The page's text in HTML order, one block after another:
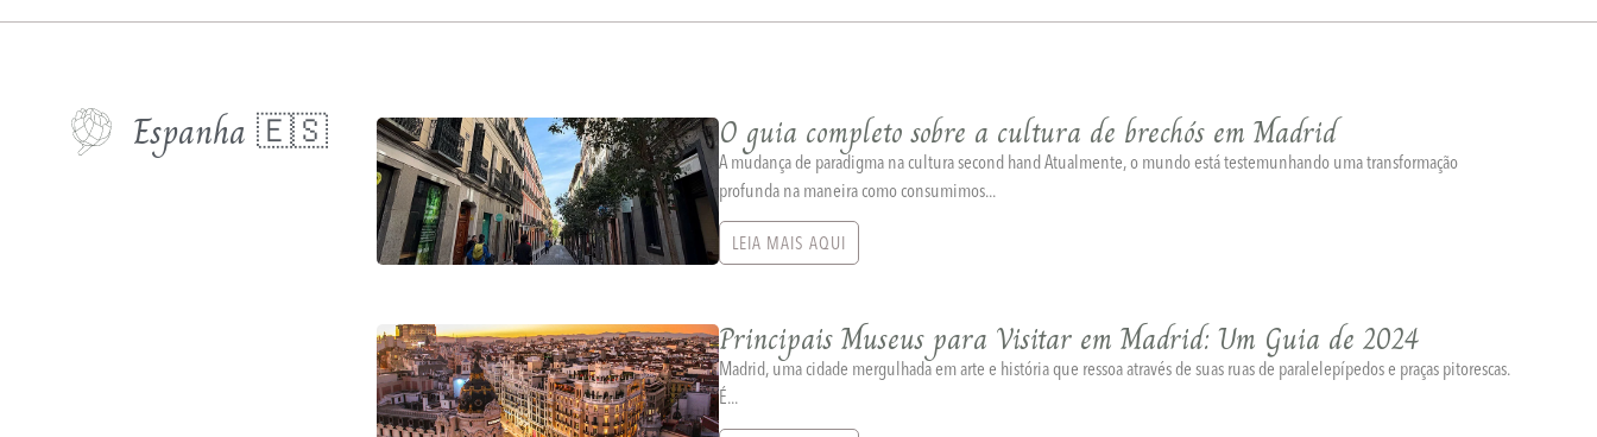
Espanha 🇪🇸 O guia completo sobre a cultura de brechós em Madrid
A mudança de paradigma na cultura second hand Atualmente, o mundo está testemunhando uma transformação
profunda na maneira como consumimos...
LEIA MAIS AQUI
Principais Museus para Visitar em Madrid: Um Guia de 2024
Madrid, uma cidade mergulhada em arte e história que ressoa através de suas ruas de paralelepípedos e praças pitorescas.
É...